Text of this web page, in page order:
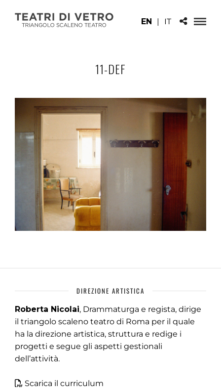
EN | IT
11-DEF
DIREZIONE ARTISTICA
Roberta Nicolai, Drammaturga e regista, dirige
il triangolo scaleno teatro di Roma per il quale
ha la direzione artistica, struttura e redige i
progetti e segue gli aspetti gestionali
dell’attività.
Scarica il curriculum